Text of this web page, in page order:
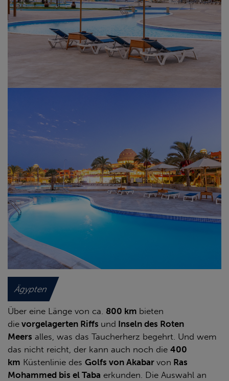
Ägypten
Über eine Länge von ca. 800 km bieten
die vorgelagerten Riffs und Inseln des Roten
Meers alles, was das Taucherherz begehrt. Und wem
das nicht reicht, der kann auch noch die 400
km Küstenlinie des Golfs von Akabar von Ras
Mohammed bis el Taba erkunden. Die Auswahl an